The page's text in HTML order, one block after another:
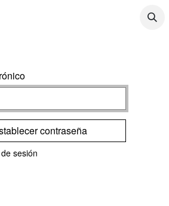
contraseña
sesión